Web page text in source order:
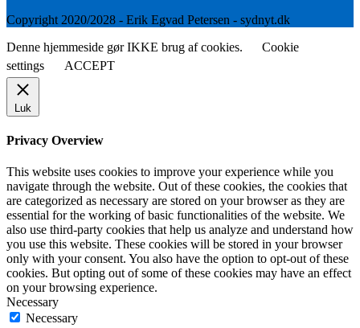
Copyright 2020/2028 - Erik Egvad Petersen - sydnyt.dk
Denne hjemmeside gør IKKE brug af cookies.
Cookie
settings
ACCEPT
Luk
Privacy Overview
This website uses cookies to improve your experience while you
navigate through the website. Out of these cookies, the cookies that
are categorized as necessary are stored on your browser as they are
essential for the working of basic functionalities of the website. We
also use third-party cookies that help us analyze and understand how
you use this website. These cookies will be stored in your browser
only with your consent. You also have the option to opt-out of these
cookies. But opting out of some of these cookies may have an effect
on your browsing experience.
Necessary
Necessary